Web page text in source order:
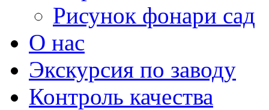
Рисунок фонари сад
О нас
Экскурсия по заводу
Контроль качества